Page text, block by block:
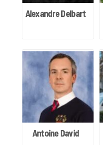
Alexandre Delbart
Antoine David